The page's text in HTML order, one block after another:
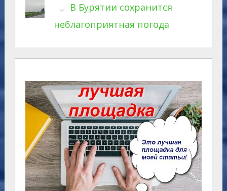
В Бурятии сохранится
неблагоприятная погода